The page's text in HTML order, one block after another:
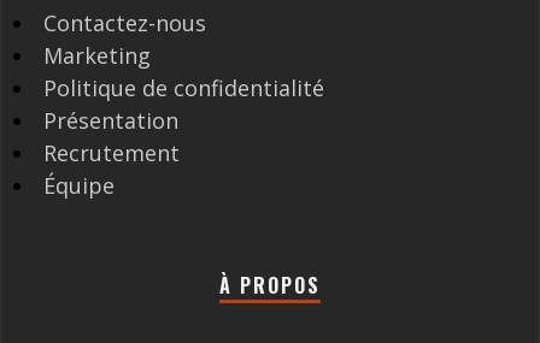
Contactez-nous
Marketing
Politique de confidentialité
Présentation
Recrutement
Équipe
À PROPOS